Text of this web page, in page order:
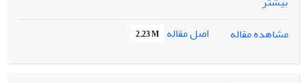
پاسخگویی به این سؤال است که دیپلماسی علمی جمهوری اسلامی
ایران با عراق چگونه صورت‌بندی می‌شود و مهم‌ترین چالش‌های
همکاری‌های علمی ایران و عراق چیست؟ این پژوهش چندبعدی و
در پارادایم کیفی انجام شده است. روش جمع‌آوری داده‌ها و
مشاهده مقاله
اصل مقاله 2.23 M